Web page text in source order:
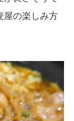
屋の楽しみ方